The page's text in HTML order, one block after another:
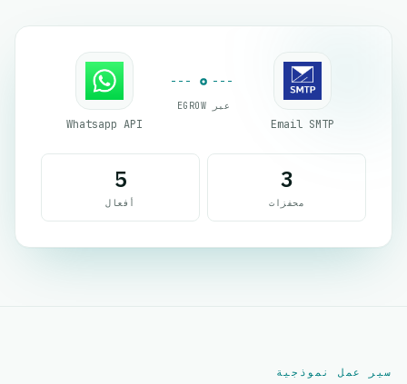
Email SMTP
عبر EGROW
Whatsapp API
3
محفزات
5
أفعال
سير عمل نموذجية